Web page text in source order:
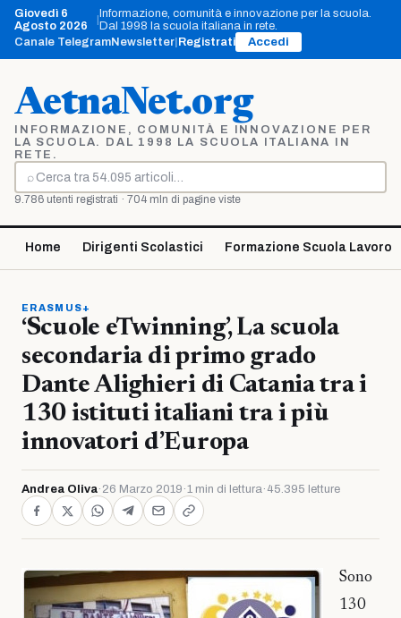
Vai
contenuto
Giovedì 6
Agosto 2026
Informazione, comunità e innovazione per la scuola.
Dal 1998 la scuola italiana in rete.
Canale TelegramNewsletter Registrati Accedi
AetnaNet.org
INFORMAZIONE, COMUNITÀ E INNOVAZIONE PER
LA SCUOLA. DAL 1998 LA SCUOLA ITALIANA IN
RETE.
⌕
Cerca
9.786 utenti registrati · 704 mln di pagine viste
Home Dirigenti Scolastici Formazione Scuola Lavoro
ERASMUS+
‘Scuole eTwinning’, La scuola
secondaria di primo grado
Dante Alighieri di Catania tra i
130 istituti italiani tra i più
innovatori d’Europa
Andrea Oliva· 26 Marzo 2019 ·1 min di lettura· 45.395 letture
Sono
130